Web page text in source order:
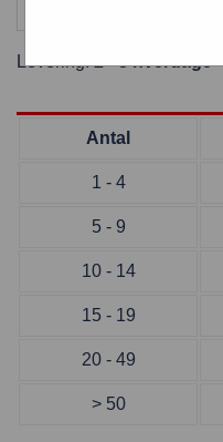
Levering:2 - 3 hverdage
Antal
1 - 4
5 - 9
10 - 14
15 - 19
20 - 49
> 50